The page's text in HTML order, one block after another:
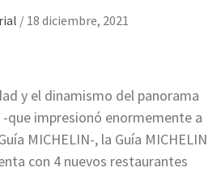
/ 18 diciembre, 2021
y el dinamismo del panorama
que impresionó enormemente a
MICHELIN-, la Guía MICHELIN
con 4 nuevos restaurantes